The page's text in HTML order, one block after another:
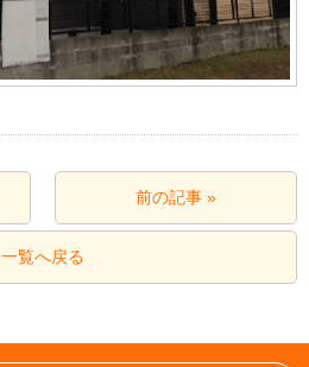
前の記事 »
一覧へ戻る